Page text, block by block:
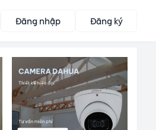
Đăng nhập Đăng ký